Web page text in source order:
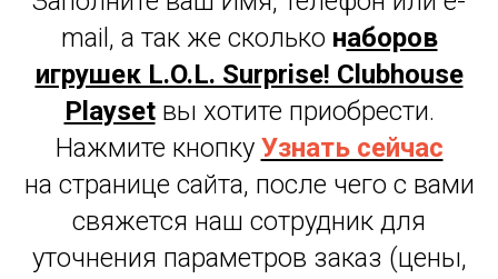
mail, а так же сколько наборов
игрушек L.O.L. Surprise! Clubhouse
Playsetвы хотите приобрести.
Нажмите кнопку Узнать сейчас
на странице сайта, после чего с вами
свяжется наш сотрудник для
уточнения параметров заказ (цены,